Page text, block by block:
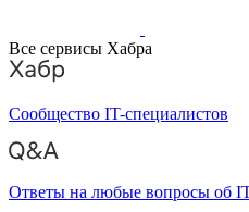
Все сервисы Хабра
Сообщество IT-специалистов
Ответы на любые вопросы об